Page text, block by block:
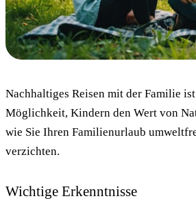
Nachhaltiges Reisen mit der Familie
Möglichkeit, Kindern den Wert von
wie Sie Ihren Familienurlaub
verzichten.
Wichtige Erkenntnisse